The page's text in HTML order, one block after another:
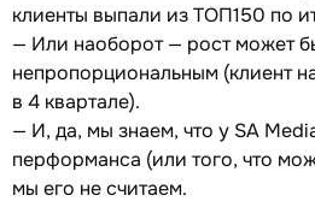
клиенты выпали из ТОП150 по
— Или наоборот — рост может
непропорциональным (клиент
в 4 квартале).
— И, да, мы знаем, что у SA
перформанса (или того, что
мы его не считаем.